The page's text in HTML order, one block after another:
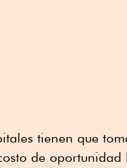
tienen que
de